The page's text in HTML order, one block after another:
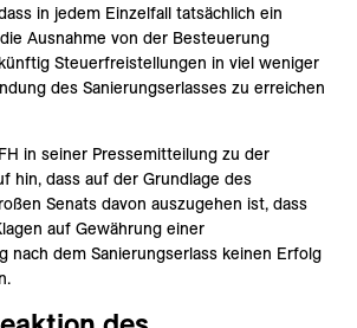
in jedem Einzelfall tatsächlich ein
Ausnahme von der Besteuerung
Steuerfreistellungen in viel weniger
des Sanierungserlasses zu erreichen
in seiner Pressemitteilung zu der
hin, dass auf der Grundlage des
Senats davon auszugehen ist, dass
auf Gewährung einer
nach dem Sanierungserlass keinen Erfolg